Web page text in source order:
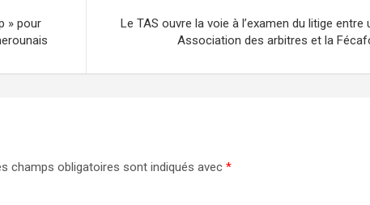
» pour
Le TAS ouvre la voie à l’examen du litige entre
Association des arbitres et la
champs obligatoires sont indiqués avec *